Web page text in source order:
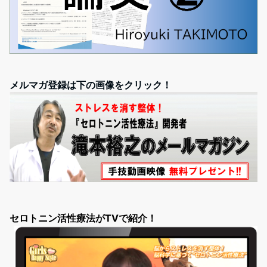
メルマガ登録は下の画像をクリック！
セロトニン活性療法がTVで紹介！